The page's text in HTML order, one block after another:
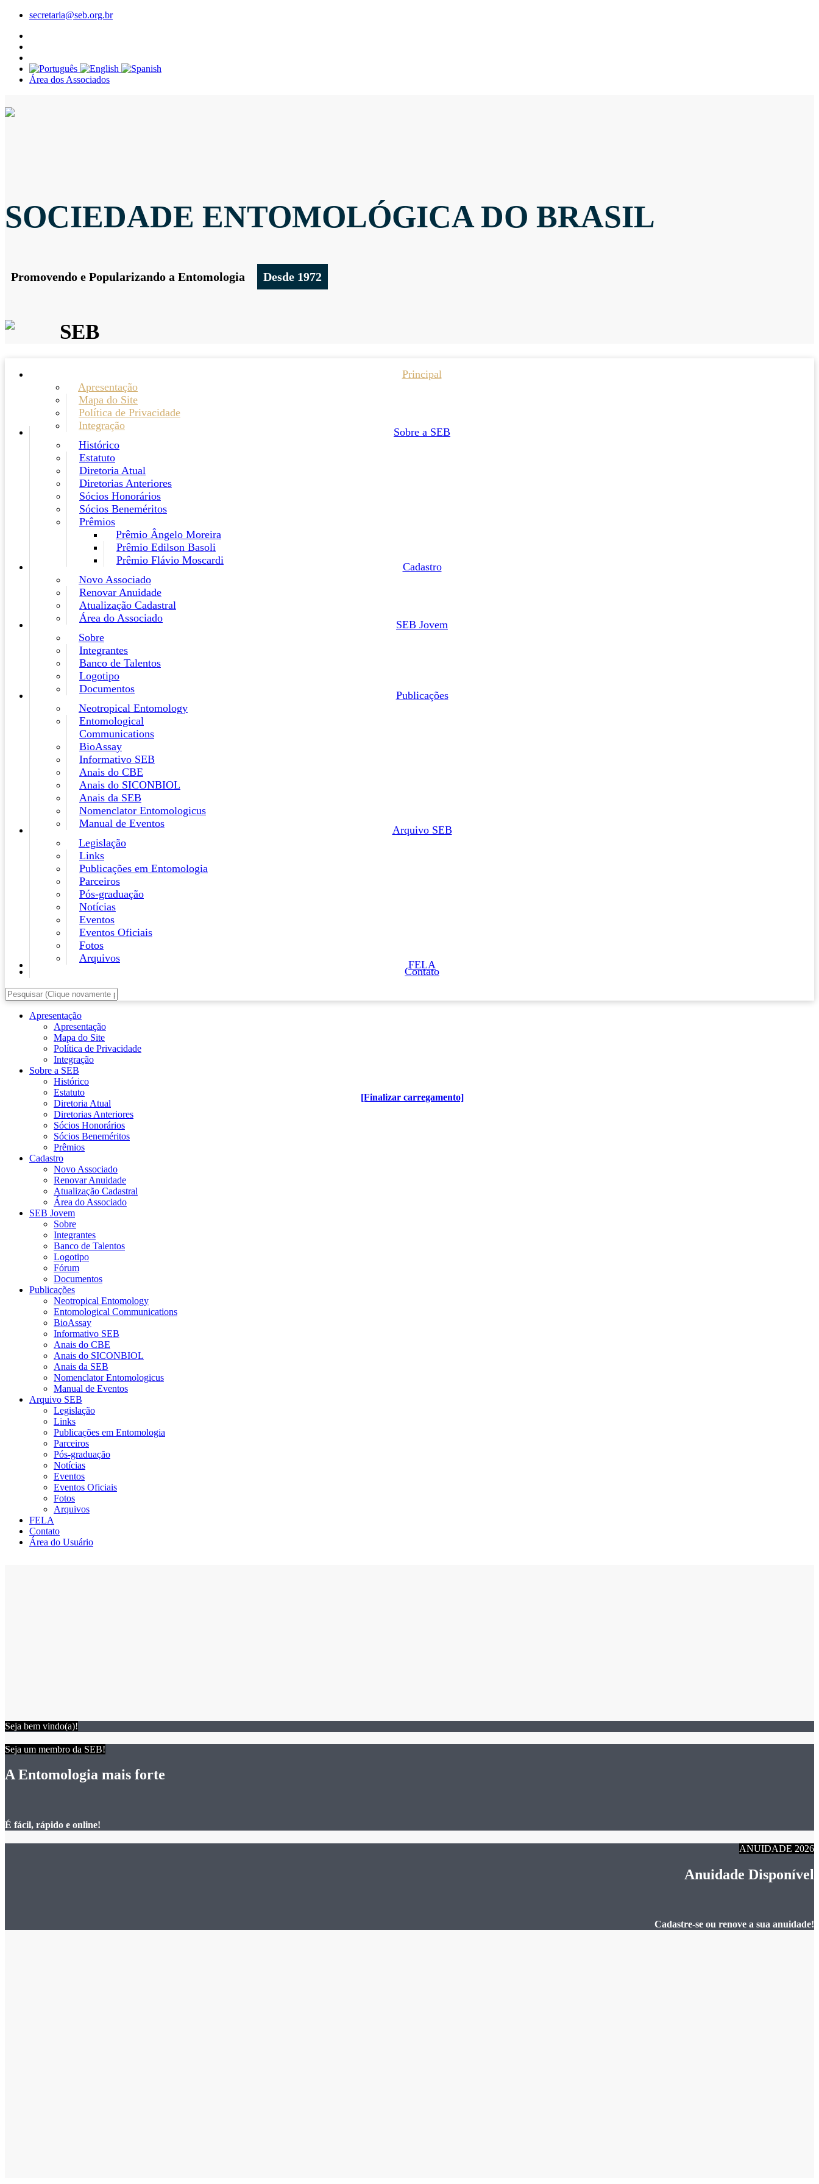
[Finalizar carregamento]
secretaria@seb.org.br
Área dos Associados
SOCIEDADE ENTOMOLÓGICA DO BRASIL
Promovendo e Popularizando a Entomologia Desde 1972
SEB
Principal
Apresentação
Mapa do Site
Política de Privacidade
Integração
Sobre a SEB
Histórico
Estatuto
Diretoria Atual
Diretorias Anteriores
Sócios Honorários
Sócios Beneméritos
Prêmios
Prêmio Ângelo Moreira
Prêmio Edilson Basoli
Prêmio Flávio Moscardi
Cadastro
Novo Associado
Renovar Anuidade
Atualização Cadastral
Área do Associado
SEB Jovem
Sobre
Integrantes
Banco de Talentos
Logotipo
Documentos
Publicações
Neotropical Entomology
Entomological
Communications
BioAssay
Informativo SEB
Anais do CBE
Anais do SICONBIOL
Anais da SEB
Nomenclator Entomologicus
Manual de Eventos
Arquivo SEB
Legislação
Links
Publicações em Entomologia
Parceiros
Pós-graduação
Notícias
Eventos
Eventos Oficiais
Fotos
Arquivos
FELA
Contato
Apresentação
Apresentação
Mapa do Site
Política de Privacidade
Integração
Sobre a SEB
Histórico
Estatuto
Diretoria Atual
Diretorias Anteriores
Sócios Honorários
Sócios Beneméritos
Prêmios
Cadastro
Novo Associado
Renovar Anuidade
Atualização Cadastral
Área do Associado
SEB Jovem
Sobre
Integrantes
Banco de Talentos
Logotipo
Fórum
Documentos
Publicações
Neotropical Entomology
Entomological Communications
BioAssay
Informativo SEB
Anais do CBE
Anais do SICONBIOL
Anais da SEB
Nomenclator Entomologicus
Manual de Eventos
Arquivo SEB
Legislação
Links
Publicações em Entomologia
Parceiros
Pós-graduação
Notícias
Eventos
Eventos Oficiais
Fotos
Arquivos
FELA
Contato
Área do Usuário
Seja bem vindo(a)!
Seja um membro da SEB!
A Entomologia mais forte
É fácil, rápido e online!
ANUIDADE 2026
Anuidade Disponível
Cadastre-se ou renove a sua anuidade!